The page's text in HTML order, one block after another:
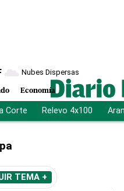
Nubes Dispersas
Economía
Corte Relevo 4x100
TEMA +